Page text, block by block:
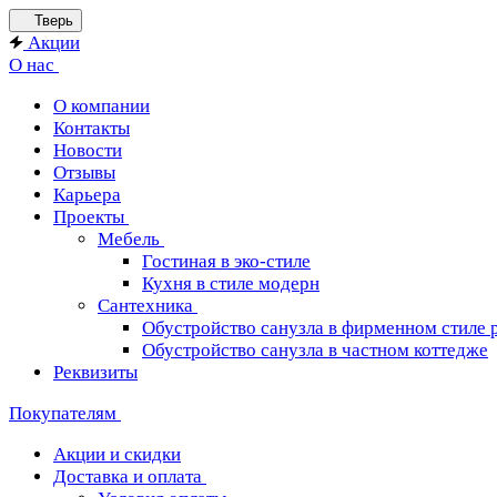
Тверь
Акции
О нас
О компании
Контакты
Новости
Отзывы
Карьера
Проекты
Мебель
Гостиная в эко-стиле
Кухня в стиле модерн
Сантехника
Обустройство санузла в фирменном стиле
Обустройство санузла в частном коттедже
Реквизиты
Покупателям
Акции и скидки
Доставка и оплата